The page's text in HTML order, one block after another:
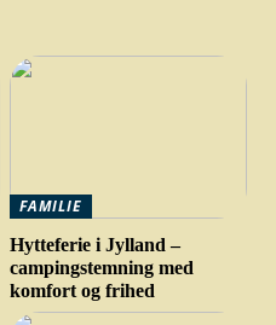
FAMILIE
Hytteferie i Jylland –
campingstemning med
komfort og frihed